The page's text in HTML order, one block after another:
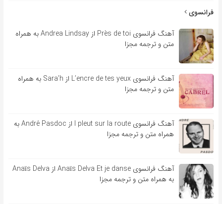
فرانسوی
آهنگ فرانسوی Près de toi از Andrea Lindsay به همراه
متن و ترجمه مجزا
آهنگ فرانسوی L’encre de tes yeux از Sara’h به همراه
متن و ترجمه مجزا
آهنگ فرانسوی l pleut sur la route از André Pasdoc به
همراه متن و ترجمه مجزا
آهنگ فرانسوی Anaïs Delva Et je danse از Anaïs Delva
به همراه متن و ترجمه مجزا